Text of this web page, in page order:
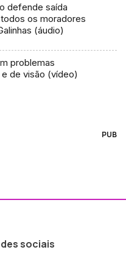
defende saída
os moradores
(áudio)
problemas
de visão (vídeo)
PUB
sociais